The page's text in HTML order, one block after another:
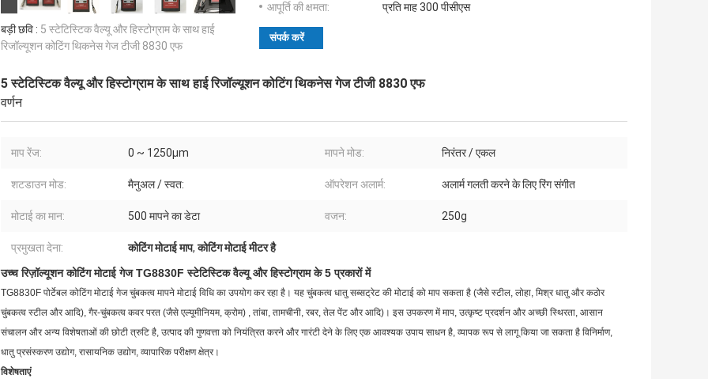
बड़ी छवि : 5 स्टेटिस्टिक वैल्यू और हिस्टोग्राम के साथ हाई
रिजॉल्यूशन कोटिंग थिकनेस गेज टीजी 8830 एफ
आपूर्ति की क्षमता:
प्रति माह 300 पीसीएस
संपर्क करें
5 स्टेटिस्टिक वैल्यू और हिस्टोग्राम के साथ हाई रिजॉल्यूशन कोटिंग थिकनेस गेज टीजी 8830 एफ
वर्णन
माप रेंज: 0 ~ 1250μm मापने मोड: निरंतर / एकल
शटडाउन मोड: मैनुअल / स्वत: ऑपरेशन अलार्म: अलार्म गलती करने के लिए रिंग संगीत
मोटाई का मान: 500 मापने का डेटा वजन: 250g
प्रमुखता देना: कोटिंग मोटाई माप,कोटिंग मोटाई मीटर है
उच्च रिज़ॉल्यूशन कोटिंग मोटाई गेज TG8830F स्टेटिस्टिक वैल्यू और हिस्टोग्राम के 5 प्रकारों में
TG8830F पोर्टेबल कोटिंग मोटाई गेज चुंबकत्व मापने मोटाई विधि का उपयोग कर रहा है। यह चुंबकत्व धातु सब्सट्रेट की मोटाई को माप सकता है (जैसे स्टील, लोहा, मिश्र धातु और कठोर
चुंबकत्व स्टील और आदि), गैर-चुंबकत्व कवर परत (जैसे एल्यूमीनियम, क्रोम) , तांबा, तामचीनी, रबर, तेल पेंट और आदि)। इस उपकरण में माप, उत्कृष्ट प्रदर्शन और अच्छी स्थिरता, आसान
संचालन और अन्य विशेषताओं की छोटी त्रुटि है, उत्पाद की गुणवत्ता को नियंत्रित करने और गारंटी देने के लिए एक आवश्यक उपाय साधन है, व्यापक रूप से लागू किया जा सकता है विनिर्माण,
धातु प्रसंस्करण उद्योग, रासायनिक उद्योग, व्यापारिक परीक्षण क्षेत्र।
विशेषताएं